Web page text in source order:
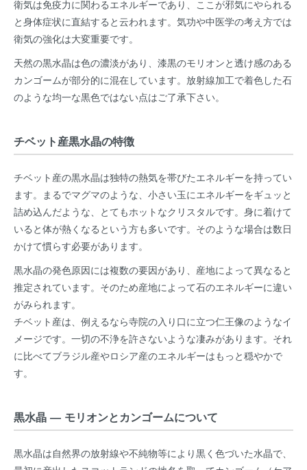
衛気は免疫力に関わるエネルギーであり、ここが邪気にやられる
と身体症状に直結すると云われます。気功や中医学の考え方では
衛気の強化は大変重要です。
天然の黒水晶は色の濃淡があり、漆黒のモリオンと透け感のある
カンゴームが部分的に混在しています。放射線加工で着色した石
のような均一な黒色ではない点はご了承下さい。
チベット産黒水晶の特徴
チベット産の黒水晶は独特の熱気を帯びたエネルギーを持ってい
ます。まるでマグマのような、小さい玉にエネルギーをギュッと
詰め込んだような、とてもホットなクリスタルです。身に着けて
いると体が熱くなるという方も多いです。そのような場合は数日
かけて慣らす必要があります。
黒水晶の発色原因には複数の要因があり、産地によって異なると
推定されています。そのため産地によって石のエネルギーに違い
がみられます。
チベット産は、例えるなら寺院の入り口に立つ仁王像のようなイ
メージです。一切の不浄を許さないような凄みがあります。それ
に比べてブラジル産やロシア産のエネルギーはもっと穏やかで
す。
黒水晶 ― モリオンとカンゴームについて
黒水晶は自然界の放射線や不純物等により黒く色づいた水晶で、